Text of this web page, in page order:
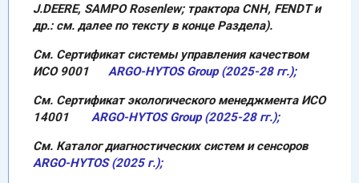
J.DEERE, SAMPO Rosenlew; трактора CNH, FENDT и
др.: см. далее по тексту в конце Раздела).
См. Сертификат системы управления качеством
ИСО 9001
ARGO-HYTOS Group (2025-28 гг.);
См. Сертификат экологического менеджмента ИСО
14001
ARGO-HYTOS Group (2025-28 гг.);
См. Каталог диагностических систем и сенсоров
ARGO-HYTOS (2025 г.);